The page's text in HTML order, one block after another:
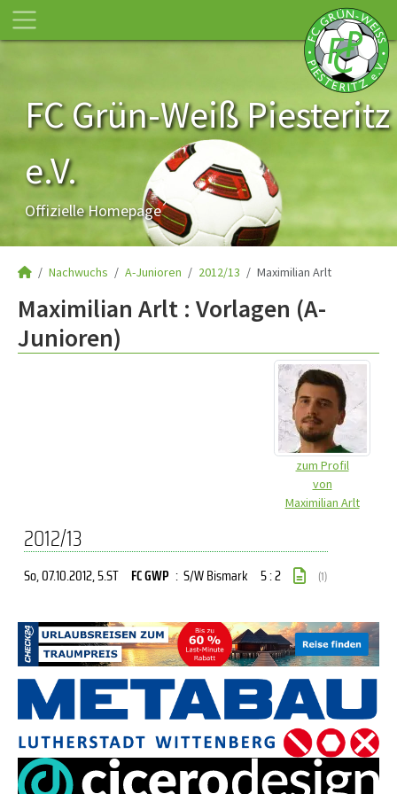
FC Grün-Weiß Piesteritz
e.V.
Offizielle Homepage
Nachwuchs A-Junioren 2012/13 Maximilian Arlt
Maximilian Arlt : Vorlagen (A-
Junioren)
zum Profil
von
Maximilian Arlt
2012/13
So, 07.10.2012, 5.ST FC GWP : S/W Bismark 5 : 2 (1)